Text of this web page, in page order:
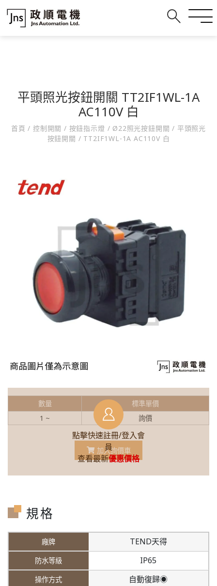
平頭照光按鈕開關 TT2IF1WL-1A
AC110V 白
首頁/ 控制開關/ 按鈕指示燈 / Ø22照光按鈕開關/ 平頭照光
按鈕開關 / TT2IF1WL-1A AC110V 白
點擊快速註冊/登入會
員
查看最新優惠價格
數量
標準單價
1 ~
詢價
加入詢價車
規格
TEND天得
IP65
自動復歸◉